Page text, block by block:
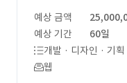
예상 금액
예상 기간
60일
개발 · 디자인 · 기획
웹